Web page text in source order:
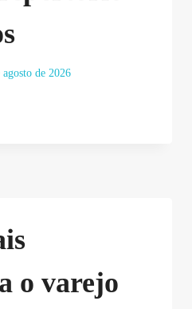
agosto de 2026
o varejo